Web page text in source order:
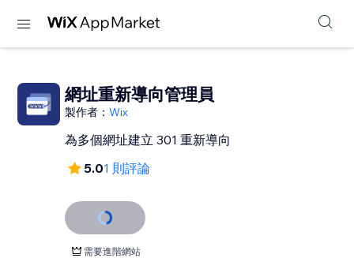
網址重新導向管理員
製作者：Wix
為多個網址建立 301 重新導向
5.01 則評論
需要進階網站